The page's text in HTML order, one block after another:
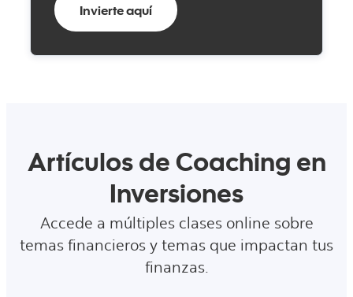
Invierte aquí
Artículos de Coaching en
Inversiones
Accede a múltiples clases online sobre
temas financieros y temas que impactan tus
finanzas.